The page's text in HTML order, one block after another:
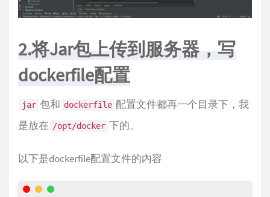
2.将Jar包上传到服务器，写
dockerfile配置
jar 包和 dockerfile 配置文件都再一个目录下，我
是放在 /opt/docker 下的。
以下是dockerfile配置文件的内容